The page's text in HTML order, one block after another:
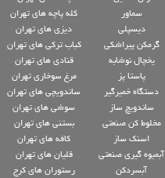
سماور
دیسپلی
گرمکن پیراشکی
یخچال نوشابه
پاستا پز
دستگاه خمیرگیر
ساندویچ ساز
مخلوط کن صنعتی
اسنک ساز
آبمیوه گیری صنعتی
آبسردکن
کله پاچه های تهران
دیزی های تهران
کباب ترکی های تهران
قنادی های تهران
مرغ سوخاری تهران
ساندویچی های تهران
سوشی های تهران
بستنی های تهران
کافه های تهران
قلیان های تهران
رستوران های کرج